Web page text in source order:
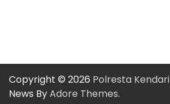
Copyright © 2026 Polresta Kendari
News ByAdore Themes.